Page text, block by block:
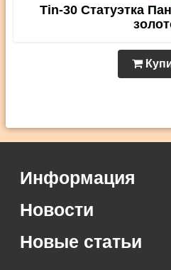
Tin-30 Статуэтка
Информация
Новости
Новые статьи